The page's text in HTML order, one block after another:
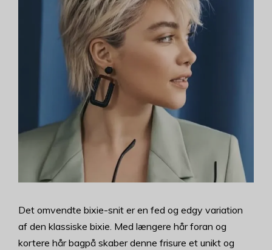
Det omvendte bixie-snit er en fed og edgy variation
af den klassiske bixie. Med længere hår foran og
kortere hår bagpå skaber denne frisure et unikt og